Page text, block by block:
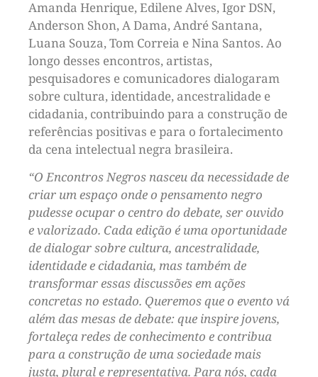
Amanda Henrique, Edilene Alves, Igor DSN,
Anderson Shon, A Dama, André Santana,
Luana Souza, Tom Correia e Nina Santos. Ao
longo desses encontros, artistas,
pesquisadores e comunicadores dialogaram
sobre cultura, identidade, ancestralidade e
cidadania, contribuindo para a construção de
referências positivas e para o fortalecimento
da cena intelectual negra brasileira.
“O Encontros Negros nasceu da necessidade de
criar um espaço onde o pensamento negro
pudesse ocupar o centro do debate, ser ouvido
e valorizado. Cada edição é uma oportunidade
de dialogar sobre cultura, ancestralidade,
identidade e cidadania, mas também de
transformar essas discussões em ações
concretas no estado. Queremos que o evento vá
além das mesas de debate: que inspire jovens,
fortaleça redes de conhecimento e contribua
para a construção de uma sociedade mais
justa, plural e representativa. Para nós, cada